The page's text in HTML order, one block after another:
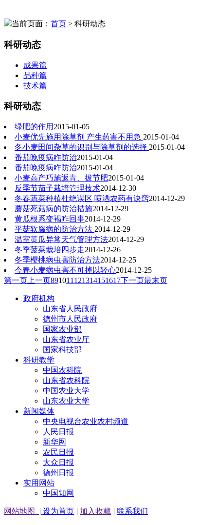
当前页面： 首页 > 科研动态
科研动态
成果篇
品种篇
技术篇
科研动态
绿肥的作用 2015-01-05
小麦优先施用除草剂 产生药害不用急 2015-01-04
冬小麦田间杂草的识别与除草剂的选择 2015-01-04
番茄晚疫病咋防治2015-01-04
番茄晚疫病咋防治2015-01-04
小麦高产巧施返青、拔节肥2015-01-04
反季节茄子栽培管理技术2014-12-30
冬春蔬菜种植杜绝误区 喷洒农药有诀窍2014-12-29
蘑菇死菇病的防治措施2014-12-29
黄瓜根系变褐咋回事2014-12-29
平菇软腐病的防治方法 2014-12-29
温室黄瓜异常天气管理方法2014-12-29
冬季菠菜栽培四步走2014-12-26
冬季樱桃病虫害防治方法2014-12-25
今春小麦病虫害不可掉以轻心2014-12-25
第一页 上一页891011 121314151617下一页最末页
政府机构
山东省人民政府
德州市人民政府
国家农业部
山东省农业厅
国家科技部
科研教学
中国农科院
山东省农科院
中国农业大学
山东农业大学
新闻媒体
中央电视台农业农村频道
人民日报
新华网
农民日报
大众日报
德州日报
实用网站
中国知网
网站地图 | 设为首页 | 加入收藏 | 联系我们